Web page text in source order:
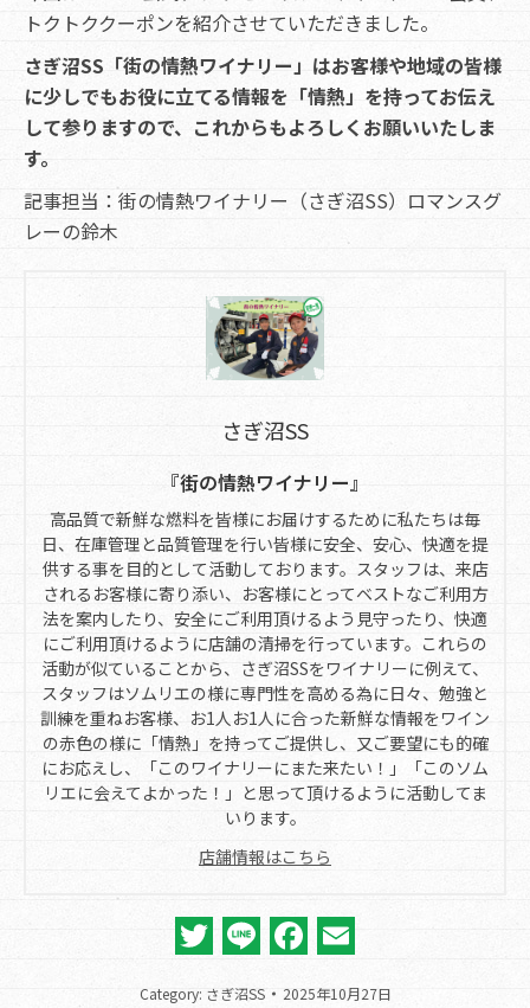
トクトククーポンを紹介させていただきました。
さぎ沼SS「街の情熱ワイナリー」はお客様や地域の皆様
に少しでもお役に立てる情報を「情熱」を持ってお伝え
して参りますので、これからもよろしくお願いいたしま
す。
記事担当：街の情熱ワイナリー（さぎ沼SS）ロマンスグ
レーの鈴木
さぎ沼SS
『街の情熱ワイナリー』
高品質で新鮮な燃料を皆様にお届けするために私たちは毎
日、在庫管理と品質管理を行い皆様に安全、安心、快適を提
供する事を目的として活動しております。スタッフは、来店
されるお客様に寄り添い、お客様にとってベストなご利用方
法を案内したり、安全にご利用頂けるよう見守ったり、快適
にご利用頂けるように店舗の清掃を行っています。これらの
活動が似ていることから、さぎ沼SSをワイナリーに例えて、
スタッフはソムリエの様に専門性を高める為に日々、勉強と
訓練を重ねお客様、お1人お1人に合った新鮮な情報をワイン
の赤色の様に「情熱」を持ってご提供し、又ご要望にも的確
にお応えし、「このワイナリーにまた来たい！」「このソム
リエに会えてよかった！」と思って頂けるように活動してま
いります。
店舗情報はこちら
Twitter
LineFacebook
Category: さぎ沼SS 2025年10月27日